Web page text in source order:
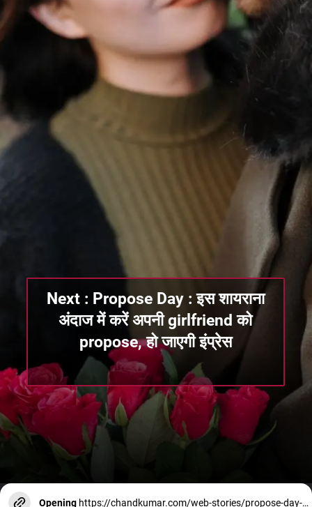
Next : Propose Day : इस शायराना
अंदाज में करें अपनी girlfriend को
propose, हो जाएगी इंप्रेस
Opening https://chandkumar.com/web-stories/propose-day-love-shayari-for-your-girlfriend/